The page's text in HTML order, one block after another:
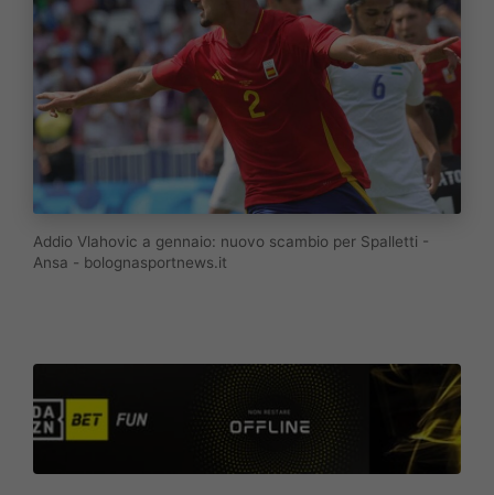
Addio Vlahovic a gennaio: nuovo scambio per Spalletti -
Ansa - bolognasportnews.it